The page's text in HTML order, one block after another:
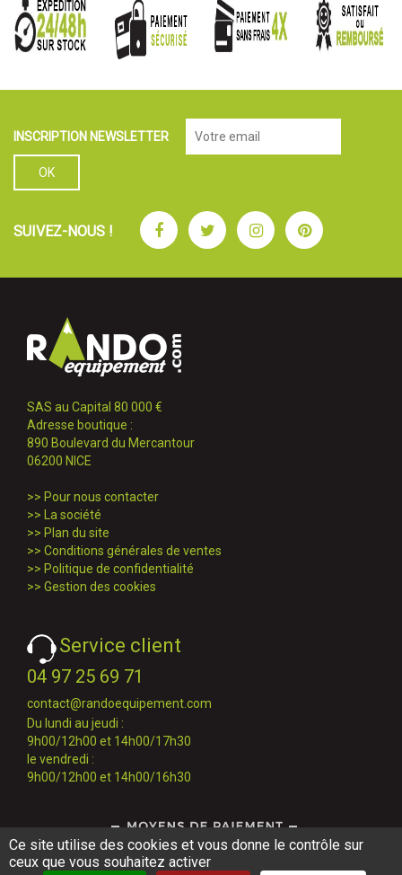
INSCRIPTION NEWSLETTER
SUIVEZ-NOUS ! FacebookTwitterInstagramPinterest
SAS au Capital 80 000 €
Adresse boutique :
890 Boulevard du Mercantour
06200 NICE
>> Pour nous contacter
>>
La société
>> Plan du site
>> Conditions générales de ventes
>> Politique de confidentialité
>> Gestion des cookies
Service client
04 97 25 69 71
contact@randoequipement.com
Du lundi au jeudi :
9h00/12h00 et 14h00/17h30
le vendredi :
9h00/12h00 et 14h00/16h30
Ce site utilise des cookies et vous donne le contrôle sur
ceux que vous souhaitez activer